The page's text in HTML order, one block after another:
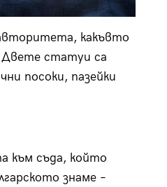
какъвто
статуи са
посоки, пазейки
към съда, който
знаме –